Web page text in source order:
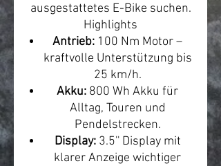
ausgestattetes E-Bike suchen.
Highlights
Antrieb: 100 Nm Motor –
kraftvolle Unterstützung bis
25 km/h.
Akku: 800 Wh Akku für
Alltag, Touren und
Pendelstrecken.
Display:3.5'' Display mit
klarer Anzeige wichtiger